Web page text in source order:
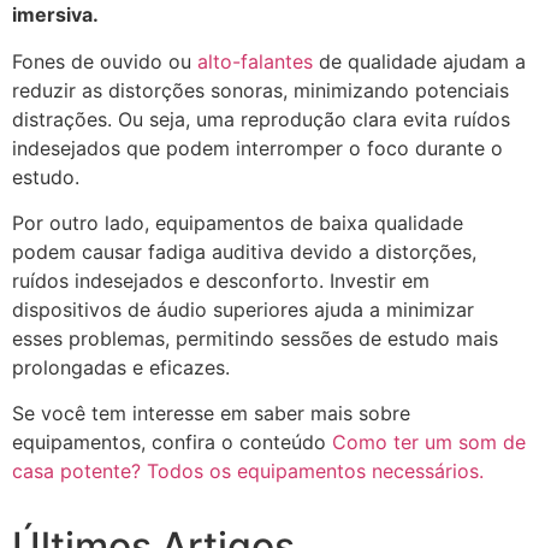
imersiva.
Fones de ouvido ou alto-falantes de qualidade ajudam a
reduzir as distorções sonoras, minimizando potenciais
distrações. Ou seja, uma reprodução clara evita ruídos
indesejados que podem interromper o foco durante o
estudo.
Por outro lado, equipamentos de baixa qualidade
podem causar fadiga auditiva devido a distorções,
ruídos indesejados e desconforto. Investir em
dispositivos de áudio superiores ajuda a minimizar
esses problemas, permitindo sessões de estudo mais
prolongadas e eficazes.
Se você tem interesse em saber mais sobre
equipamentos, confira o conteúdo Como ter um som de
casa potente? Todos os equipamentos necessários.